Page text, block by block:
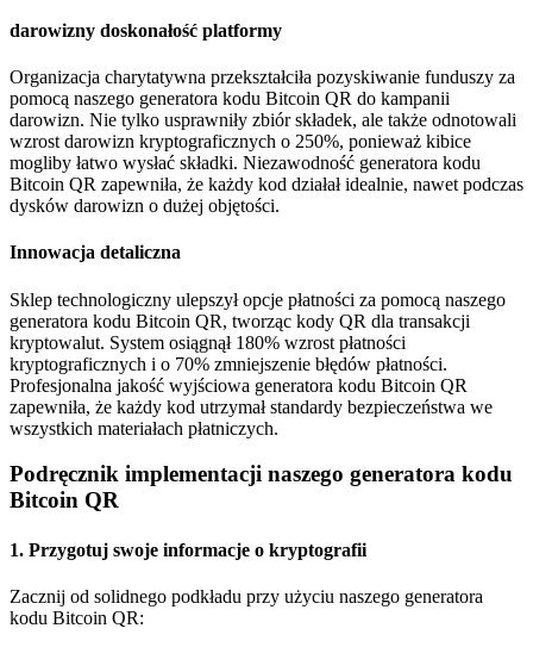
darowizny doskonałość platformy
Organizacja charytatywna przekształciła pozyskiwanie funduszy za
pomocą naszego generatora kodu Bitcoin QR do kampanii
darowizn. Nie tylko usprawniły zbiór składek, ale także odnotowali
wzrost darowizn kryptograficznych o 250%, ponieważ kibice
mogliby łatwo wysłać składki. Niezawodność generatora kodu
Bitcoin QR zapewniła, że ​​każdy kod działał idealnie, nawet podczas
dysków darowizn o dużej objętości.
Innowacja detaliczna
Sklep technologiczny ulepszył opcje płatności za pomocą naszego
generatora kodu Bitcoin QR, tworząc kody QR dla transakcji
kryptowalut. System osiągnął 180% wzrost płatności
kryptograficznych i o 70% zmniejszenie błędów płatności.
Profesjonalna jakość wyjściowa generatora kodu Bitcoin QR
zapewniła, że ​​każdy kod utrzymał standardy bezpieczeństwa we
wszystkich materiałach płatniczych.
Podręcznik implementacji naszego generatora kodu
Bitcoin QR
1. Przygotuj swoje informacje o kryptografii
Zacznij od solidnego podkładu przy użyciu naszego generatora
kodu Bitcoin QR: